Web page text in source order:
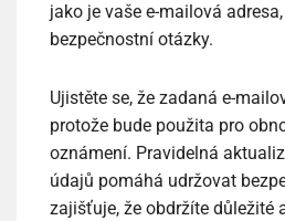
jako je vaše e-mailová
bezpečnostní otázky.
Ujistěte se, že zadaná e-
protože bude použita pro
oznámení. Pravidelná
údajů pomáhá udržovat
zajišťuje, že obdržíte důležité